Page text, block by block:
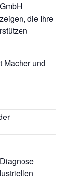
die Ihre
Macher und